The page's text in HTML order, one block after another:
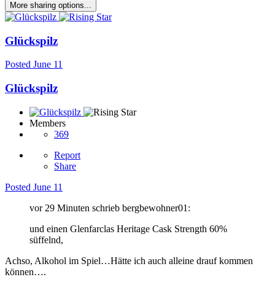
More sharing options...
Glückspilz
Posted June 11
Glückspilz
Members
369
Report
Share
Posted June 11
vor 29 Minuten schrieb bergbewohner01:
und einen Glenfarclas Heritage Cask Strength 60%
süffelnd,
Achso, Alkohol im Spiel…Hätte ich auch alleine drauf kommen
können….